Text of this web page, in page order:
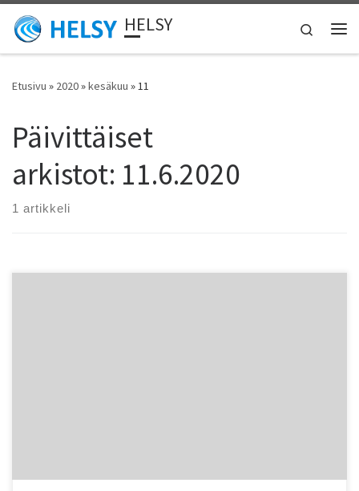
Skip to content HELSY
Search
Etusivu » 2020»kesäkuu »11
Päivittäiset
arkistot: 11.6.2020
1 artikkeli